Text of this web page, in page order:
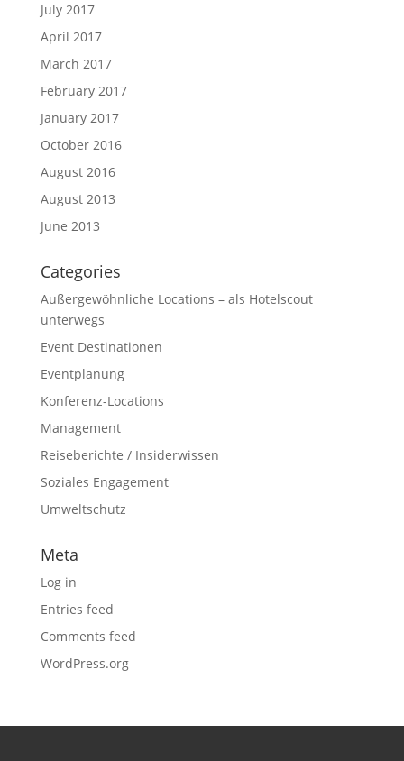
July 2017
April 2017
March 2017
February 2017
January 2017
October 2016
August 2016
August 2013
June 2013
Categories
Außergewöhnliche Locations – als Hotelscout
unterwegs
Event Destinationen
Eventplanung
Konferenz-Locations
Management
Reiseberichte / Insiderwissen
Soziales Engagement
Umweltschutz
Meta
Log in
Entries feed
Comments feed
WordPress.org